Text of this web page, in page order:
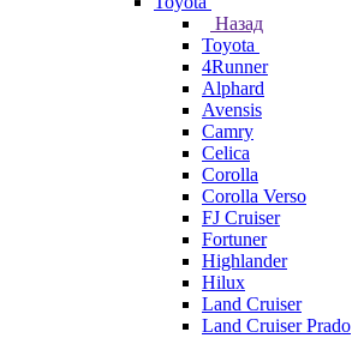
Назад
Toyota
4Runner
Alphard
Avensis
Camry
Celica
Corolla
Corolla Verso
FJ Cruiser
Fortuner
Highlander
Hilux
Land Cruiser
Land Cruiser Prado